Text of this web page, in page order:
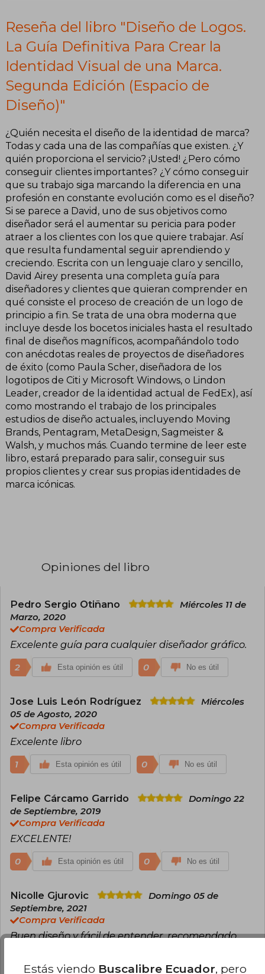
Edición
(Espacio de
Diseño)
Reseña del libro "Diseño de Logos.
La Guía Definitiva Para Crear la
Identidad Visual de una Marca.
Segunda Edición (Espacio de
Diseño)"
¿Quién necesita el diseño de la identidad de marca?
Todas y cada una de las compañías que existen. ¿Y
quién proporciona el servicio? ¡Usted! ¿Pero cómo
conseguir clientes importantes? ¿Y cómo conseguir
que su trabajo siga marcando la diferencia en una
profesión en constante evolución como es el diseño?
Si se parece a David, uno de sus objetivos como
diseñador será el aumentar su pericia para poder
atraer a los clientes con los que quiere trabajar. Así
que resulta fundamental seguir aprendiendo y
creciendo. Escrita con un lenguaje claro y sencillo,
David Airey presenta una completa guía para
diseñadores y clientes que quieran comprender en
qué consiste el proceso de creación de un logo de
principio a fin. Se trata de una obra moderna que
incluye desde los bocetos iniciales hasta el resultado
final de diseños magníficos, acompañándolo todo
con anécdotas reales de proyectos de diseñadores
de éxito (como Paula Scher, diseñadora de los
logotipos de Citi y Microsoft Windows, o Lindon
Leader, creador de la identidad actual de FedEx), así
como mostrando el trabajo de los principales
estudios de diseño actuales, incluyendo Moving
Brands, Pentagram, MetaDesign, Sagmeister &
Walsh, y muchos más. Cuando termine de leer este
libro, estará preparado para salir, conseguir sus
propios clientes y crear sus propias identidades de
marca icónicas.
Opiniones del libro
Pedro Sergio Otiñano
Miércoles 11 de
Marzo, 2020
Compra Verificada
Excelente guía para cualquier diseñador gráfico.
2 Esta opinión es útil 0 No es útil
Jose Luis León Rodríguez
Miércoles
05 de Agosto, 2020
Compra Verificada
Excelente libro
1 Esta opinión es útil 0 No es útil
Felipe Cárcamo Garrido
Domingo 22
de Septiembre, 2019
Compra Verificada
EXCELENTE!
0 Esta opinión es útil 0 No es útil
Nicolle Gjurovic
Domingo 05 de
Septiembre, 2021
Compra Verificada
Buen diseño y fácil de entender, recomendado
Esta opinión es útil No es útil
Estás viendo Buscalibre Ecuador, pero